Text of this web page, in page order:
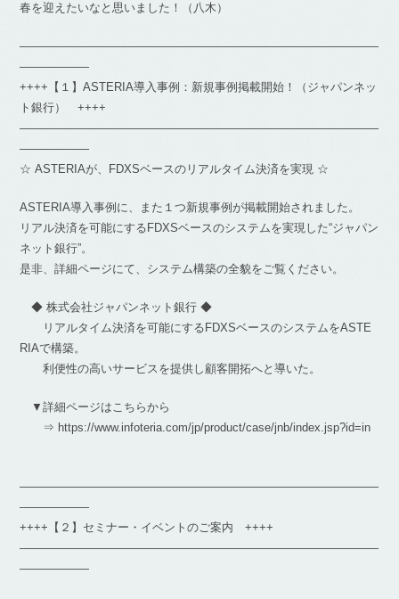
春を迎えたいなと思いました！（八木）
―――――――――――――――――――――――――――――――
――――――
++++【１】ASTERIA導入事例：新規事例掲載開始！（ジャパンネッ
ト銀行） ++++
―――――――――――――――――――――――――――――――
――――――
☆ ASTERIAが、FDXSベースのリアルタイム決済を実現 ☆
ASTERIA導入事例に、また１つ新規事例が掲載開始されました。
リアル決済を可能にするFDXSベースのシステムを実現した“ジャパン
ネット銀行”。
是非、詳細ページにて、システム構築の全貌をご覧ください。
◆ 株式会社ジャパンネット銀行 ◆
リアルタイム決済を可能にするFDXSベースのシステムをASTE
RIAで構築。
利便性の高いサービスを提供し顧客開拓へと導いた。
▼詳細ページはこちらから
⇒ https://www.infoteria.com/jp/product/case/jnb/index.jsp?id=in
―――――――――――――――――――――――――――――――
――――――
++++【２】セミナー・イベントのご案内 ++++
―――――――――――――――――――――――――――――――
――――――